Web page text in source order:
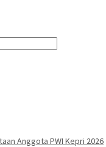
Anggota PWI Kepri 2026